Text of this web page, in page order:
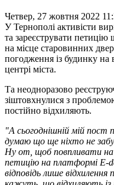
Четвер, 27 жовтня 2022
У Тернополі активісти
та зареєструвати
на місце старовинних
погодження із будинку на
центрі міста.
Та неодноразово
зіштовхнулися з
постійно відхиляють.
"А сьогоднішній мій пост
думаю що ще ніхто не
Ну от, щоб повпливати
петицію на платформі E-
відповідь лише